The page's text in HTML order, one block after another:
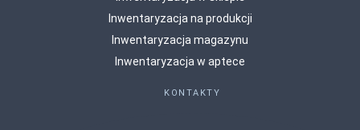
Inwentaryzacja na produkcji
Inwentaryzacja magazynu
Inwentaryzacja w aptece
KONTAKTY